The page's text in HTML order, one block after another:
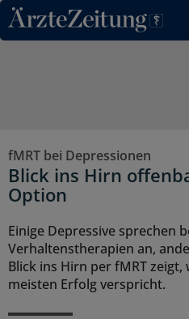
Direkt zum Inhaltsbereich
fMRT bei Depressionen
Blick ins Hirn
Option
Einige Depressive sprechen
Verhaltenstherapien an,
Blick ins Hirn per fMRT zeigt,
meisten Erfolg verspricht.